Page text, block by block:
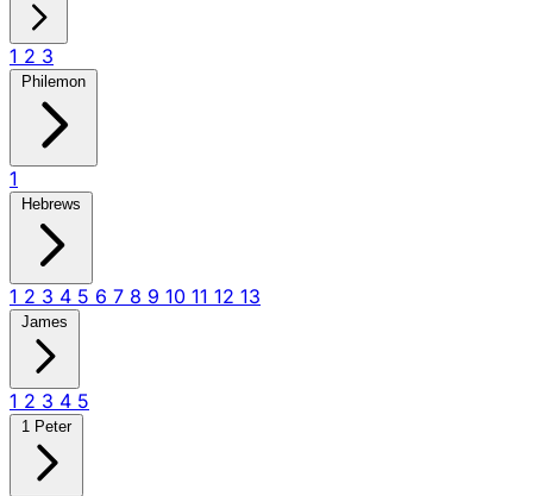
1 2 3
Philemon
1
Hebrews
1 2 3 4 5 6 7 8 9 10 11 12 13
James
1 2 3 4 5
1 Peter